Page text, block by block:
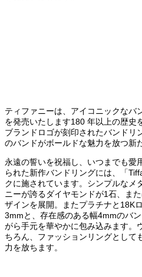
ティファニーは、アイコニックなバ
を発売いたします180 年以上の歴史
ブランドロゴが刻印されたバンドリ
のバンドがボールドな魅力を放つ新
永遠の誓いを祝福し、いつまでも愛
られた新作バンドリングには、「
クに施されています。シンプルなメ
ニーが誇るダイヤモンドが1石、ま
ザインを展開。またプラチナと18K
3mmと、存在感のある幅4mmのバ
がら手元を華やかに包み込みます。
ちろん、ファッションリングとして
力を放ちます。